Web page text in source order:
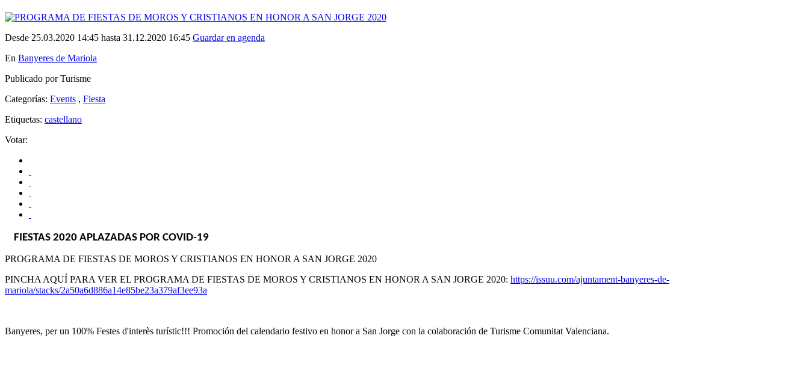
Desde 25.03.2020 14:45 hasta 31.12.2020 16:45 Guardar en agenda
En Banyeres de Mariola
Publicado por Turisme
Categorías: Events , Fiesta
Etiquetas: castellano
Votar:
FIESTAS 2020 APLAZADAS POR COVID-19
PROGRAMA DE FIESTAS DE MOROS Y CRISTIANOS EN HONOR A SAN JORGE 2020
PINCHA AQUÍ PARA VER EL PROGRAMA DE FIESTAS DE MOROS Y CRISTIANOS EN HONOR A SAN JORGE 2020: https://issuu.com/ajuntament-banyeres-de-
mariola/stacks/2a50a6d886a14e85be23a379af3ee93a
Banyeres, per un 100% Festes d'interès turístic!!! Promoción del calendario festivo en honor a San Jorge con la colaboración de Turisme Comunitat Valenciana.